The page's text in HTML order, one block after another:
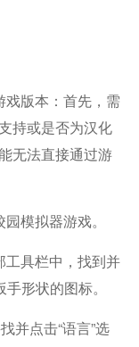
版本‌：首先，需
持或是否为汉化
无法直接通过游
模拟器游戏。
工具栏中，找到并
形状的图标。
并点击“语言”选